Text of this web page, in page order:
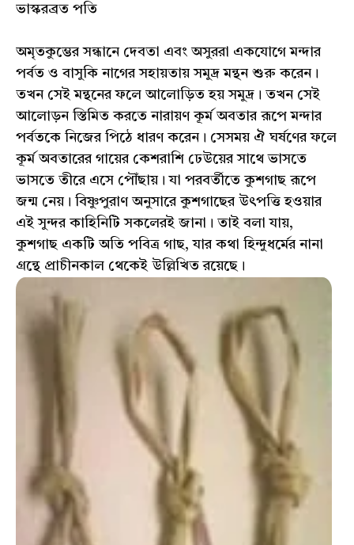
ভাস্করব্রত পতি
অমৃতকুম্ভের সন্ধানে দেবতা এবং অসুররা একযোগে মন্দার
পর্বত ও বাসুকি নাগের সহায়তায় সমুদ্র মন্থন শুরু করেন।
তখন সেই মন্থনের ফলে আলোড়িত হয় সমুদ্র। তখন সেই
আলোড়ন স্তিমিত করতে নারায়ণ কূর্ম অবতার রূপে মন্দার
পর্বতকে নিজের পিঠে ধারণ করেন। সেসময় ঐ ঘর্ষণের ফলে
কূর্ম অবতারের গায়ের কেশরাশি ঢেউয়ের সাথে ভাসতে
ভাসতে তীরে এসে পৌঁছায়। যা পরবর্তীতে কুশগাছ রূপে
জন্ম নেয়। বিষ্ণুপুরাণ অনুসারে কুশগাছের উৎপত্তি হওয়ার
এই সুন্দর কাহিনিটি সকলেরই জানা। তাই বলা যায়,
কুশগাছ একটি অতি পবিত্র গাছ, যার কথা হিন্দুধর্মের নানা
গ্রন্থে প্রাচীনকাল থেকেই উল্লিখিত রয়েছে।